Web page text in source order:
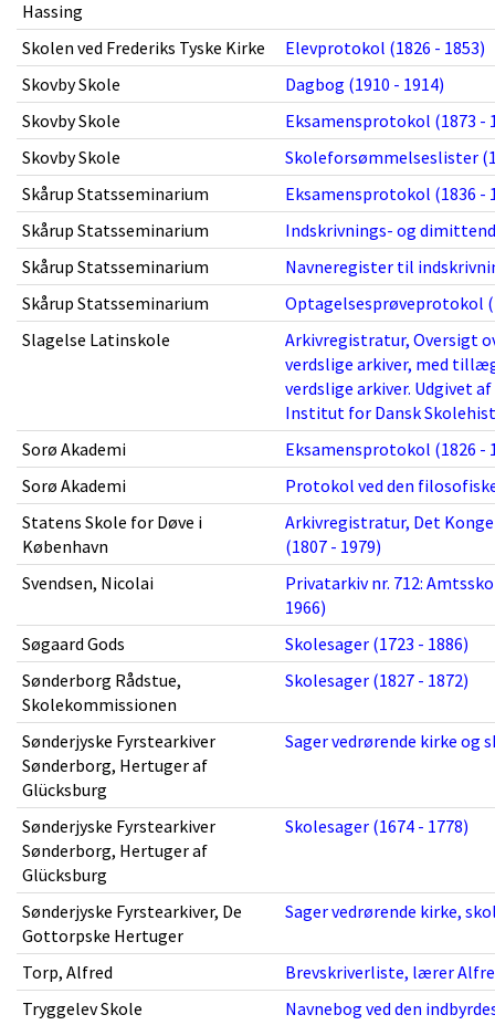
Hassing
Skolen ved Frederiks Tyske Kirke
Elevprotokol (1826 - 1853)
Skovby Skole
Dagbog (1910 - 1914)
Skovby Skole
Eksamensprotokol (1873 -
Skovby Skole
Skoleforsømmelseslister
Skårup Statsseminarium
Eksamensprotokol (1836 -
Skårup Statsseminarium
Indskrivnings- og
Skårup Statsseminarium
Navneregister til
Skårup Statsseminarium
Optagelsesprøveprotokol
Slagelse Latinskole
Arkivregistratur, Oversigt
verdslige arkiver, med
verdslige arkiver. Udgivet
Institut for Dansk
Sorø Akademi
Eksamensprotokol (1826 -
Sorø Akademi
Protokol ved den
Statens Skole for Døve i
København
Arkivregistratur, Det
(1807 - 1979)
Svendsen, Nicolai
Privatarkiv nr. 712:
1966)
Søgaard Gods
Skolesager (1723 - 1886)
Sønderborg Rådstue,
Skolekommissionen
Skolesager (1827 - 1872)
Sønderjyske Fyrstearkiver
Sønderborg, Hertuger af
Glücksburg
Sager vedrørende kirke og
Sønderjyske Fyrstearkiver
Sønderborg, Hertuger af
Glücksburg
Skolesager (1674 - 1778)
Sønderjyske Fyrstearkiver, De
Gottorpske Hertuger
Sager vedrørende kirke,
Torp, Alfred
Brevskriverliste, lærer
Tryggelev Skole
Navnebog ved den